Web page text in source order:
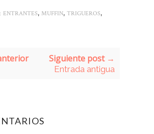
ENTRANTES, MUFFIN, TRIGUEROS,
Siguiente post →
Entrada antigua